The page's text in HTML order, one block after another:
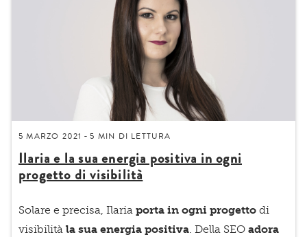
5 MARZO 2021 -5 MIN DI LETTURA
Ilaria e la sua energia positiva in ogni
progetto di visibilità
Solare e precisa, Ilaria porta in ogni progetto di
visibilità la sua energia positiva . Della SEO adora